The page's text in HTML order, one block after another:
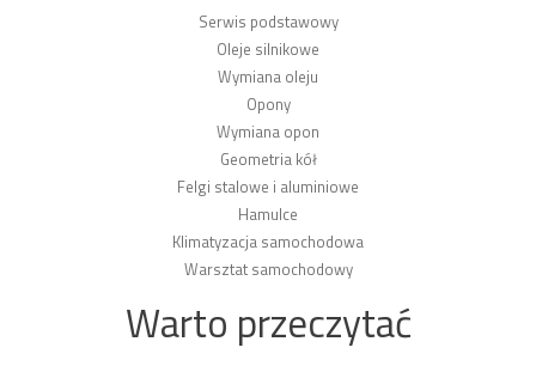
Serwis podstawowy
Oleje silnikowe
Wymiana oleju
Opony
Wymiana opon
Geometria kół
Felgi stalowe i aluminiowe
Hamulce
Klimatyzacja samochodowa
Warsztat samochodowy
Warto przeczytać